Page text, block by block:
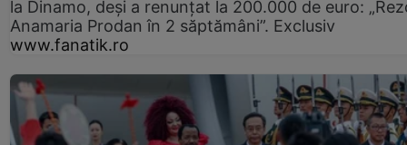
la Dinamo, deși a renunțat la 200.000 de euro:
Anamaria Prodan în 2 săptămâni”. Exclusiv
www.fanatik.ro